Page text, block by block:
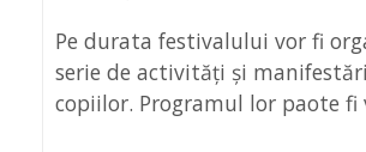
Pe durata festivalului vor fi
serie de activități și
copiilor. Programul lor paote fi